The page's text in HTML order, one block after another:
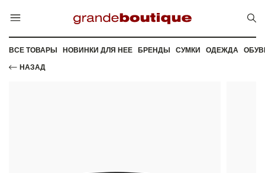
ВСЕ ТОВАРЫ НОВИНКИ ДЛЯ НЕЕ БРЕНДЫ СУМКИ ОДЕЖДА
НАЗАД